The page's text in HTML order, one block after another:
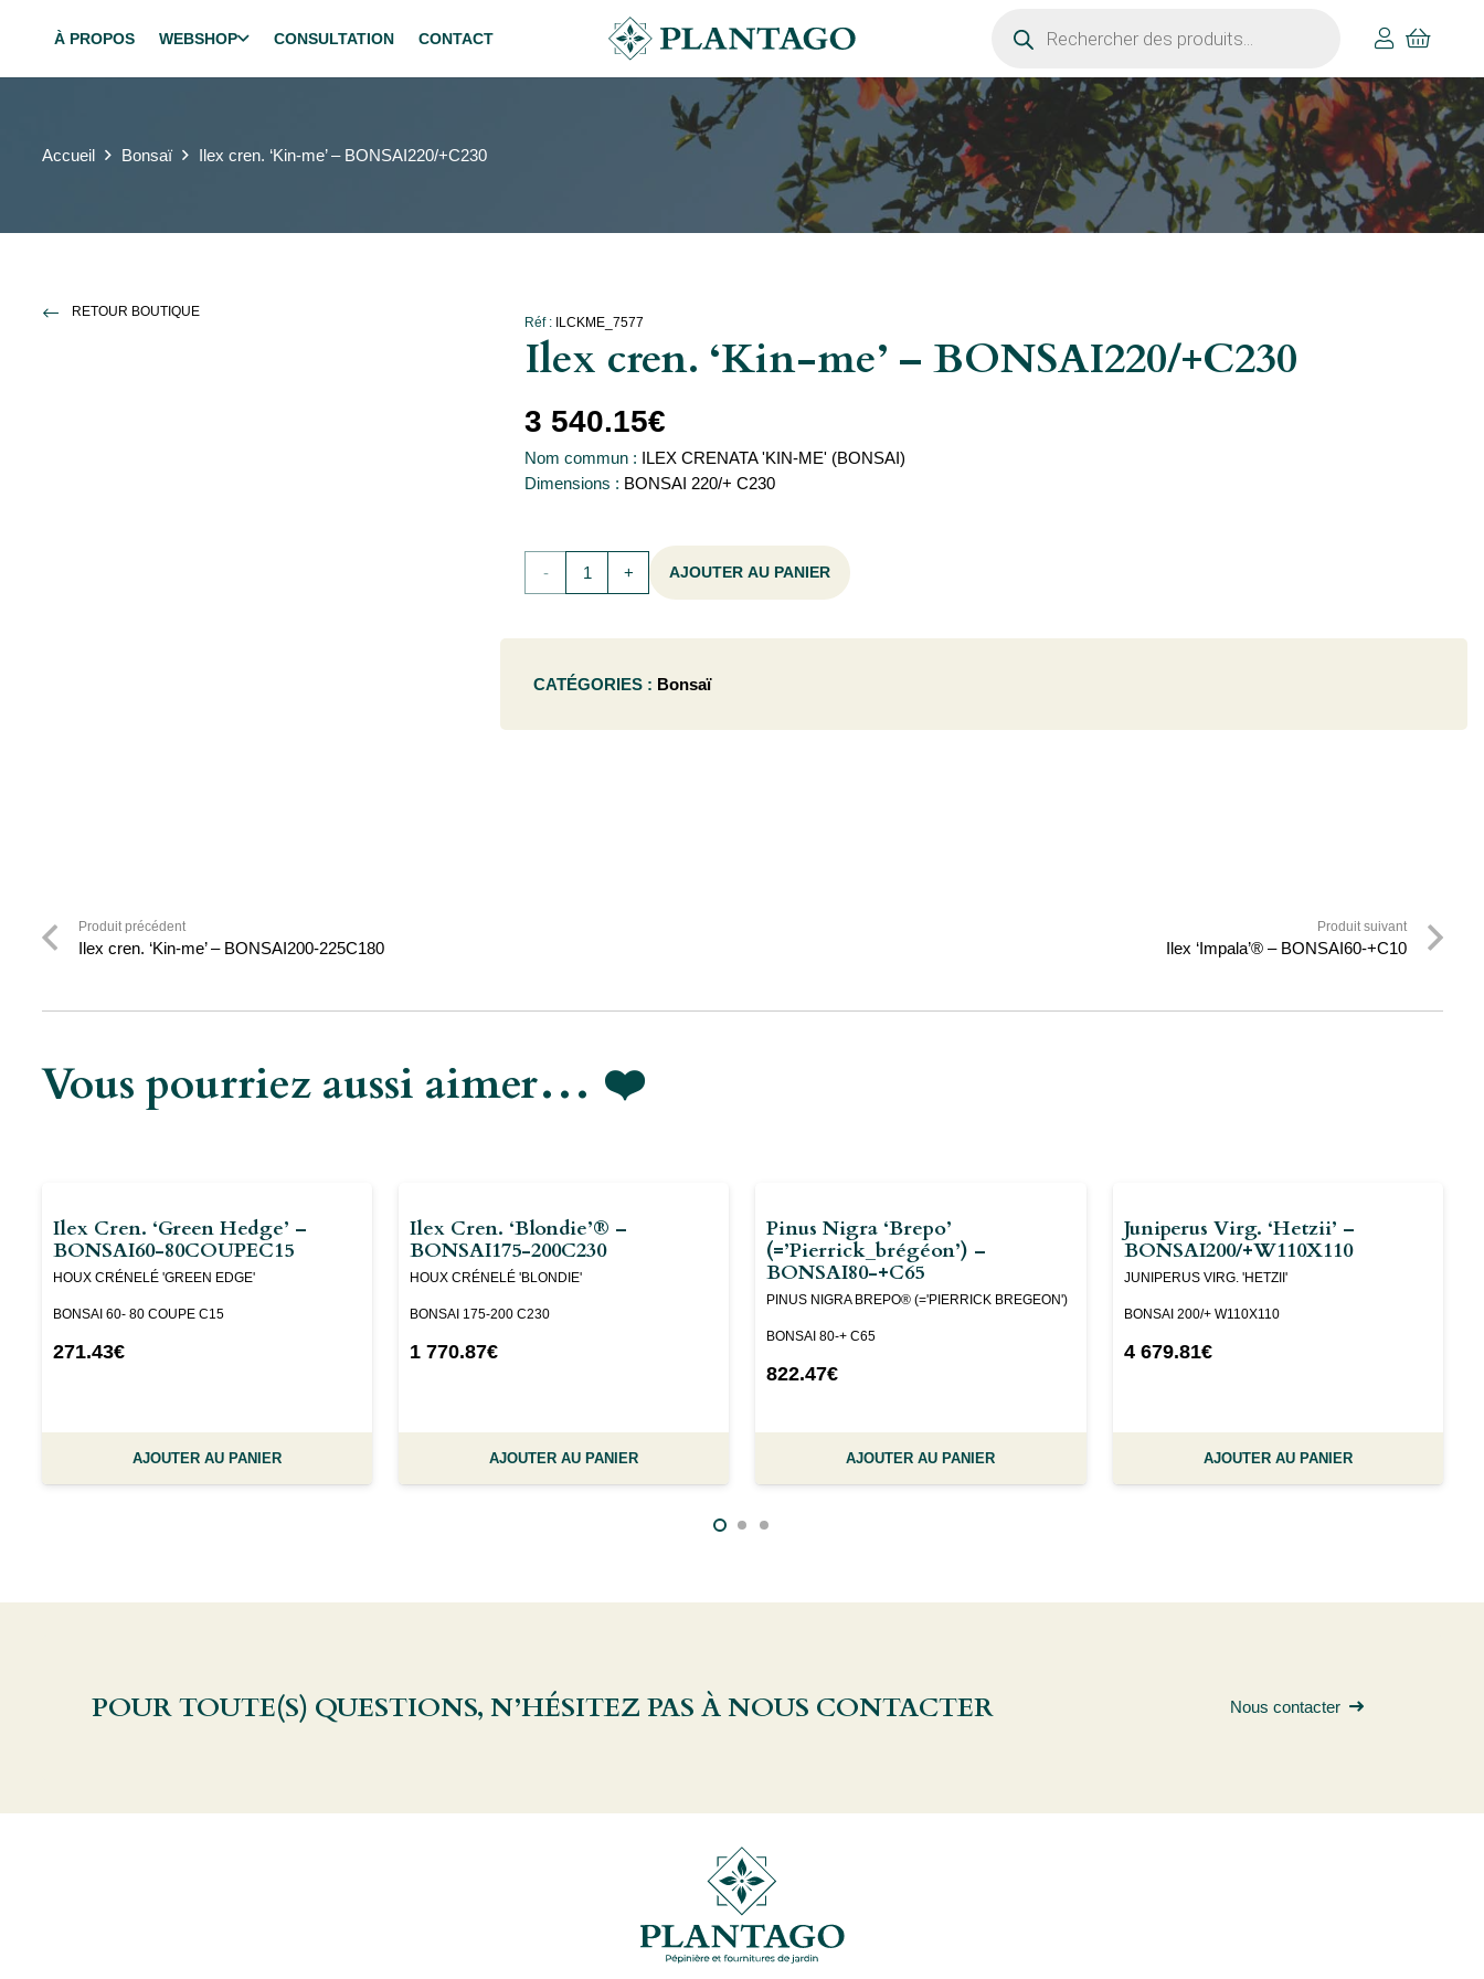
À PROPOS WEBSHOP CONSULTATION CONTACT
produits
Accueil Bonsaï Ilex cren. ‘Kin-me’ – BONSAI220/+C230
RETOUR BOUTIQUE
Réf : ILCKME_7577
Ilex cren. ‘Kin-me’ – BONSAI220/+C230
3 540.15€
Nom commun : ILEX CRENATA 'KIN-ME' (BONSAI)
Dimensions : BONSAI 220/+ C230
quantité
cren.
'Kin-
AJOUTER AU PANIER
CATÉGORIES : Bonsaï
Produit précédent
Ilex cren. ‘Kin-me’ – BONSAI200-225C180
Produit suivant
Ilex ‘Impala’® – BONSAI60-+C10
Vous pourriez aussi aimer… ❤️
Ilex Cren. ‘Green Hedge’ –
BONSAI60-80COUPEC15
HOUX CRÉNELÉ 'GREEN EDGE'
BONSAI 60- 80 COUPE C15
271.43€
AJOUTER AU PANIER
Ilex Cren. ‘Blondie’® –
BONSAI175-200C230
HOUX CRÉNELÉ 'BLONDIE'
BONSAI 175-200 C230
1 770.87€
AJOUTER AU PANIER
Pinus Nigra ‘Brepo’
(=’pierrick_brégéon’) –
BONSAI80-+C65
PINUS NIGRA BREPO® (='PIERRICK BREGEON')
BONSAI 80-+ C65
822.47€
AJOUTER AU PANIER
Juniperus Virg. ‘Hetzii’ –
BONSAI200/+W110X110
JUNIPERUS VIRG. 'HETZII'
BONSAI 200/+ W110X110
4 679.81€
AJOUTER AU PANIER
POUR TOUTE(S) QUESTIONS, N’HÉSITEZ PAS À NOUS CONTACTER Nous contacter